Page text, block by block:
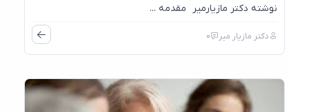
نوشته دکتر مازیارمیر مقدمه ...
دکتر مازیار میر 0